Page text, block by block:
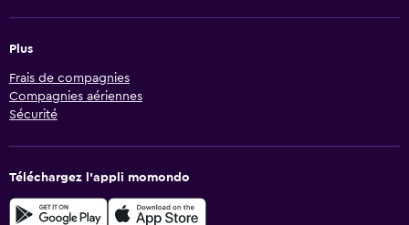
Plus
Frais de compagnies
Compagnies aériennes
Sécurité
Téléchargez l’appli momondo